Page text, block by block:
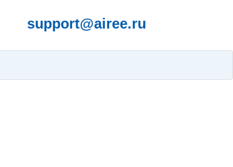
support@airee.ru